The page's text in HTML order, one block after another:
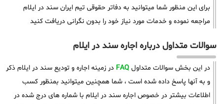
برای این منظور شما میتوانید به دفاتر حقوقی تیم ایران سند در ایلام
مراجعه نموده و خدمات مورد نیاز خود را بدون نگرانی دریافت کنید
سوالات متداول درباره اجاره سند در ایلام
در این بخش سوالات متداول FAQ در زمینه اجاره و تودیع سند در ایلام ذکر
و به آنها پاسخ داده شده است ، شما همچنین میتوانید بمنظور کسب
اطلاعات بیشتر در خصوص اجاره سند در ایلام با شماره های درج شده در